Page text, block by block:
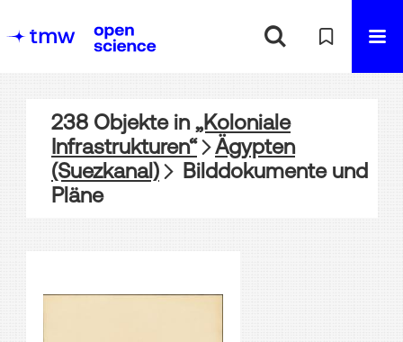
238 Objektein„Koloniale
Infrastrukturen“
Ägypten
(Suezkanal)
Bilddokumente und
Pläne